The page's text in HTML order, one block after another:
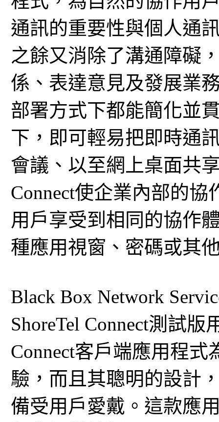
通訊的重要性與個人通
之餘又消除了溝通障礙
係、表達意見及發展業
部署方式下都能簡化並
下，即可輕易把即時通
會議、以至網上桌面共
Connect使企業內部的
用戶享受到相同的協作
種應用視窗、密碼或其
Black Box Network
ShoreTel Connect測試
Connect客戶端應用程
驗，而且其聰明的設計
備受用戶愛戴。這款應